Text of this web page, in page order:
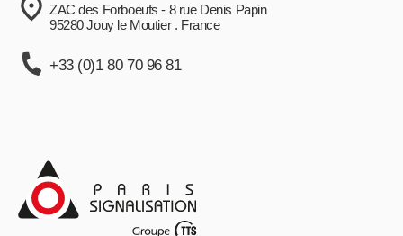
ZAC des Forboeufs - 8 rue Denis Papin
95280 Jouy le Moutier . France
+33 (0)1 80 70 96 81